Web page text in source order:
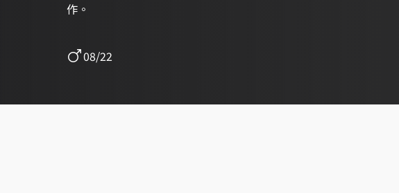
作。
08/22